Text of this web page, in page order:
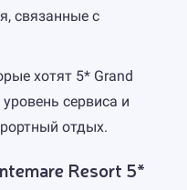
связанные с
хотят 5* Grand
сервиса и
отдых.
Resort 5*